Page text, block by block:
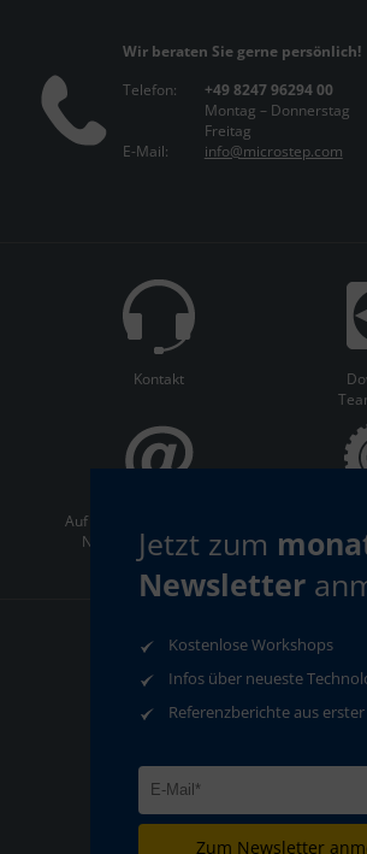
Wir beraten Sie gerne persönlich!
Telefon:
+49 8247 96294 00
Montag – Donnerstag
Freitag
E-Mail:
info@microstep.com
Kontakt
Auf dem Laufenden bleiben:
Newsletter abonnieren
AGB
Impressum
Jetzt zum
Newsletter
Kostenlose Workshops
Infos über neueste
Referenzberichte aus
Zum Newsletter